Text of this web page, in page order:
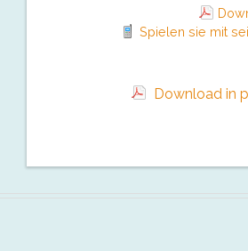
Spielen sie mit
Download in